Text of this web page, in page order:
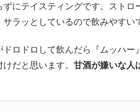
ずにテイスティングです。スト
サラッとしているので飲みやすい
ドロドロして飲んだら『ムッハ
だと思います。 甘酒が嫌いな人